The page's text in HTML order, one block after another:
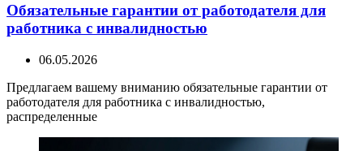
Обязательные гарантии от работодателя для
работника с инвалидностью
06.05.2026
Предлагаем вашему вниманию обязательные гарантии от
работодателя для работника с инвалидностью,
распределенные